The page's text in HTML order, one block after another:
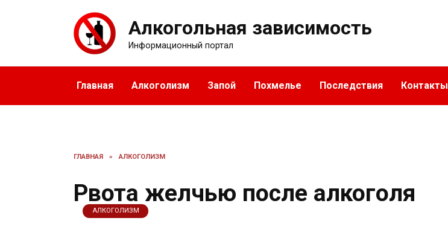
Алкогольная зависимость
Информационный портал
Главная Алкоголизм Запой Похмелье Последствия Контакты
ГЛАВНАЯ » АЛКОГОЛИЗМ
Рвота желчью после алкоголя
АЛКОГОЛИЗМ